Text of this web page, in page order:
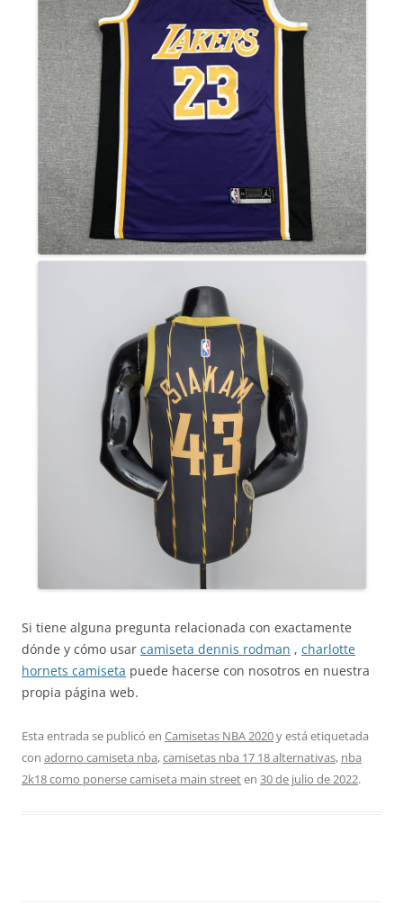
Si tiene alguna pregunta relacionada con exactamente
dónde y cómo usar camiseta dennis rodman , charlotte
hornets camiseta puede hacerse con nosotros en nuestra
propia página web.
Esta entrada se publicó en Camisetas NBA 2020y está etiquetada
con adorno camiseta nba,camisetas nba 17 18 alternativas, nba
2k18 como ponerse camiseta main streeten 30 de julio de 2022.